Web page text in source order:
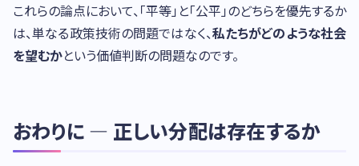
これらの論点において、「平等」と「公平」のどちらを優先するか
は、単なる政策技術の問題ではなく、私たちがどのような社会
を望むかという価値判断の問題なのです。
おわりに — 正しい分配は存在するか